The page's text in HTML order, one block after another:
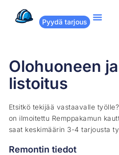
Pyydä tarjous
Olohuoneen
listoitus
Etsitkö tekijää vastaavalle
on ilmoitettu Remppakamun
saat keskimäärin 3-4 tarjousta
Remontin tiedot